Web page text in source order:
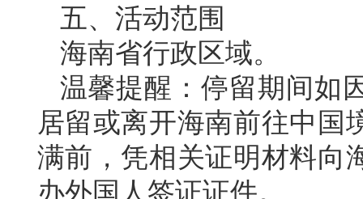
五、活动范围
海南省行政区域。
温馨提醒：停留期间如
居留或离开海南前往中国
满前，凭相关证明材料向
办外国人签证证件。